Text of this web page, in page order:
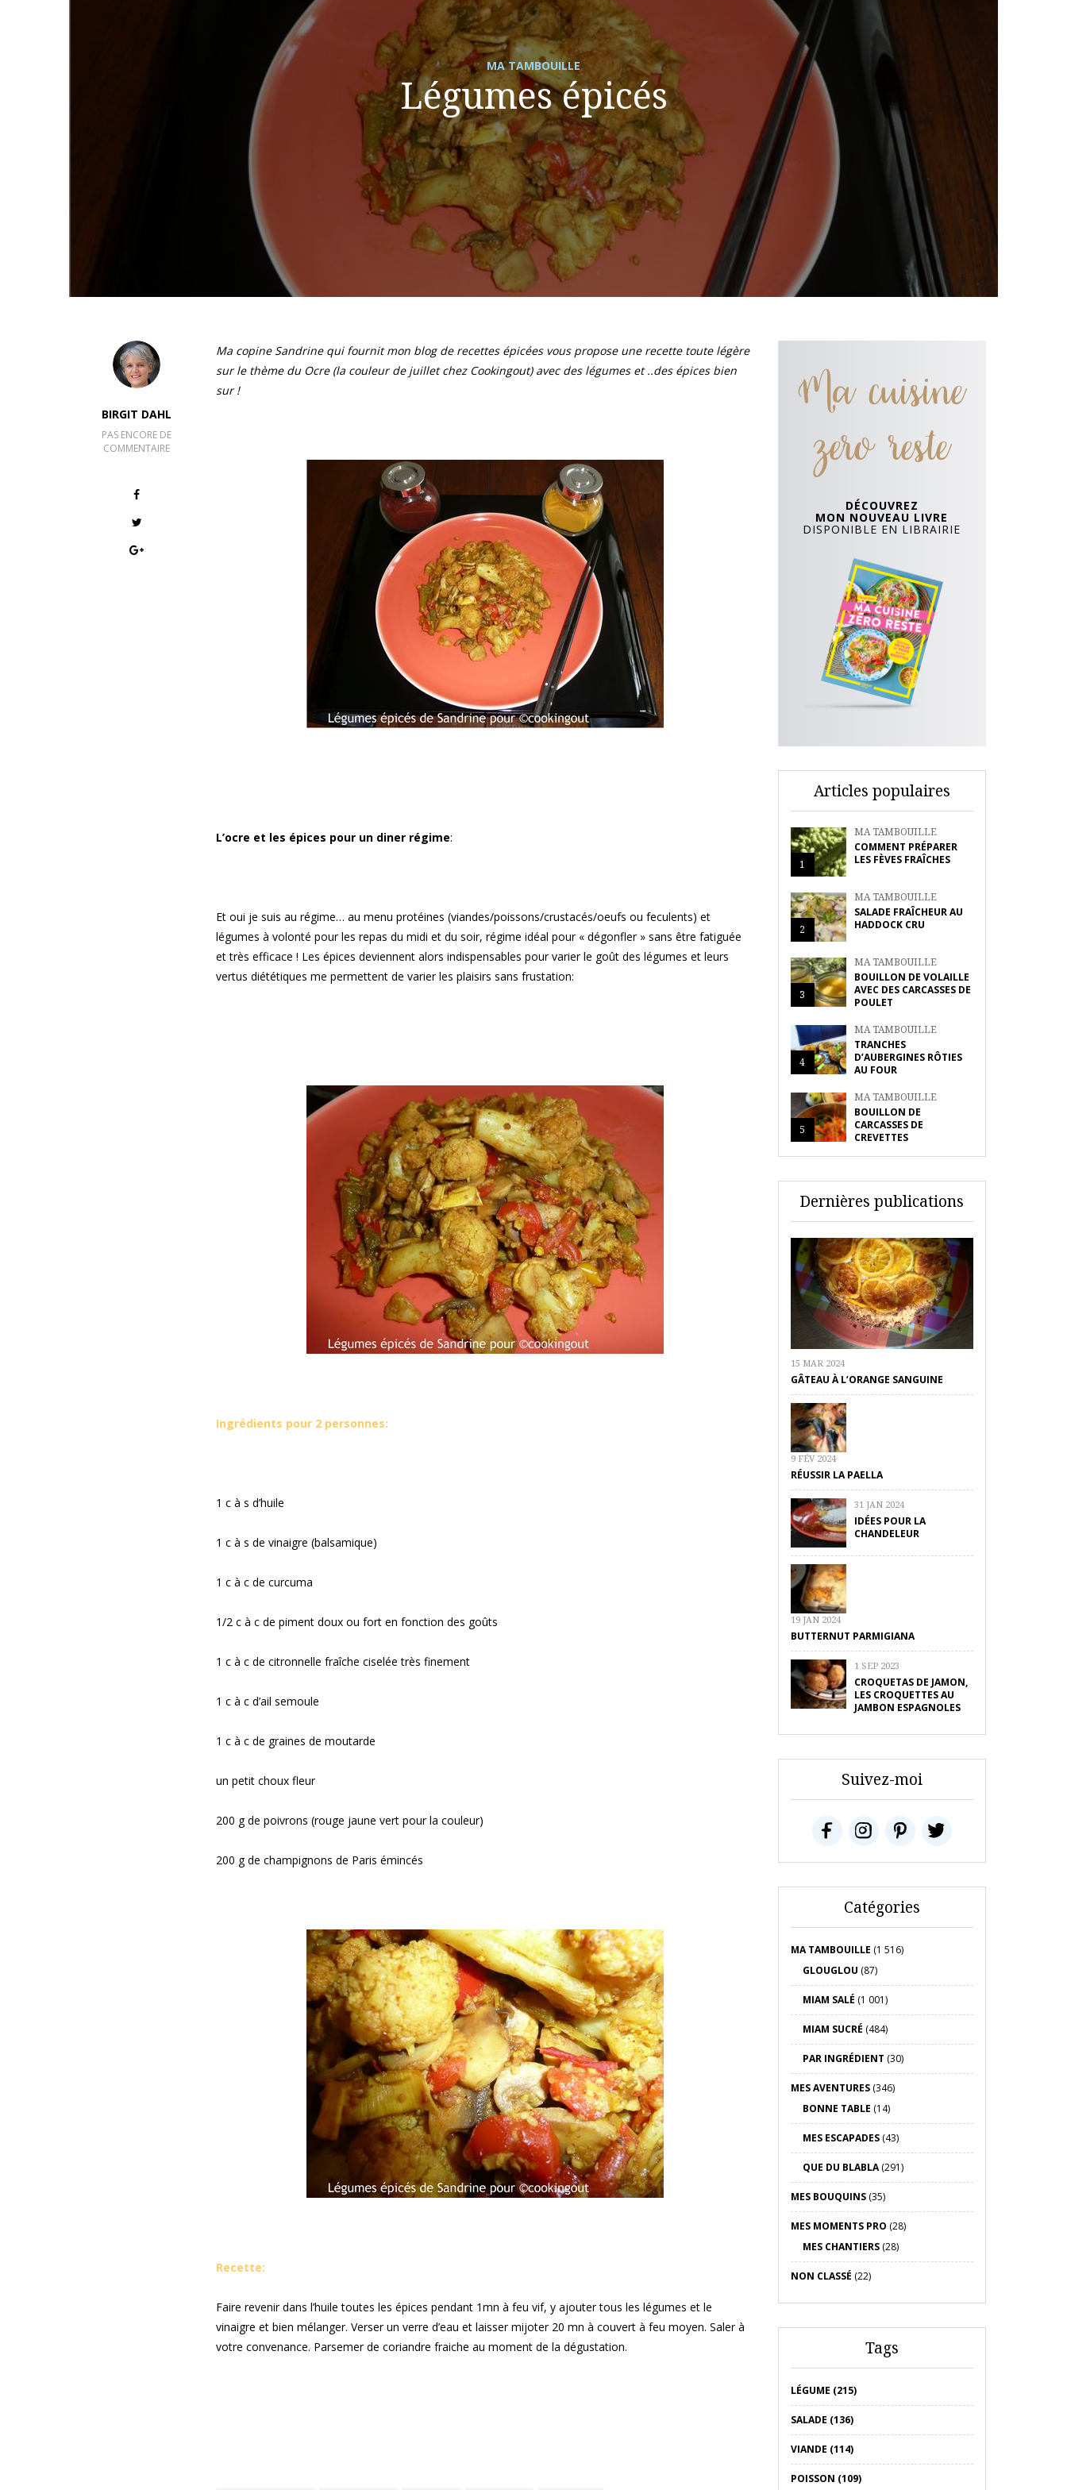
MA TAMBOUILLE
Légumes épicés
BIRGIT DAHL
PAS ENCORE DE
COMMENTAIRE
Ma copine Sandrine qui fournit mon blog de recettes épicées vous propose une recette toute légère
sur le thème du Ocre (la couleur de juillet chez Cookingout) avec des légumes et ..des épices bien
sur !
L’ocre et les épices pour un diner régime:
Et oui je suis au régime… au menu protéines (viandes/poissons/crustacés/oeufs ou feculents) et
légumes à volonté pour les repas du midi et du soir, régime idéal pour « dégonfler » sans être fatiguée
et très efficace ! Les épices deviennent alors indispensables pour varier le goût des légumes et leurs
vertus diététiques me permettent de varier les plaisirs sans frustation:
Ingrédients pour 2 personnes:
1 c à s d’huile
1 c à s de vinaigre (balsamique)
1 c à c de curcuma
1/2 c à c de piment doux ou fort en fonction des goûts
1 c à c de citronnelle fraîche ciselée très finement
1 c à c d’ail semoule
1 c à c de graines de moutarde
un petit choux fleur
200 g de poivrons (rouge jaune vert pour la couleur)
200 g de champignons de Paris émincés
Recette:
Faire revenir dans l’huile toutes les épices pendant 1mn à feu vif, y ajouter tous les légumes et le
vinaigre et bien mélanger. Verser un verre d’eau et laisser mijoter 20 mn à couvert à feu moyen. Saler à
votre convenance. Parsemer de coriandre fraiche au moment de la dégustation.
Ma cuisine
zero reste
DÉCOUVREZ
MON NOUVEAU LIVRE
DISPONIBLE EN LIBRAIRIE
Articles populaires
1
MA TAMBOUILLE
COMMENT PRÉPARER
LES FÈVES FRAÎCHES
2
MA TAMBOUILLE
SALADE FRAÎCHEUR AU
HADDOCK CRU
3
MA TAMBOUILLE
BOUILLON DE VOLAILLE
AVEC DES CARCASSES DE
POULET
4
MA TAMBOUILLE
TRANCHES
D’AUBERGINES RÔTIES
AU FOUR
5
MA TAMBOUILLE
BOUILLON DE
CARCASSES DE
CREVETTES
Dernières publications
15 MAR 2024
GÂTEAU À L’ORANGE SANGUINE
9 FÉV 2024
RÉUSSIR LA PAELLA
31 JAN 2024
IDÉES POUR LA
CHANDELEUR
19 JAN 2024
BUTTERNUT PARMIGIANA
1 SEP 2023
CROQUETAS DE JAMON,
LES CROQUETTES AU
JAMBON ESPAGNOLES
Suivez-moi
Catégories
MA TAMBOUILLE (1 516)
GLOUGLOU (87)
MIAM SALÉ (1 001)
MIAM SUCRÉ (484)
PAR INGRÉDIENT (30)
MES AVENTURES(346)
BONNE TABLE (14)
MES ESCAPADES(43)
QUE DU BLABLA(291)
MES BOUQUINS(35)
MES MOMENTS PRO (28)
MES CHANTIERS(28)
NON CLASSÉ (22)
Tags
LÉGUME (215)
SALADE (136)
VIANDE (114)
POISSON (109)